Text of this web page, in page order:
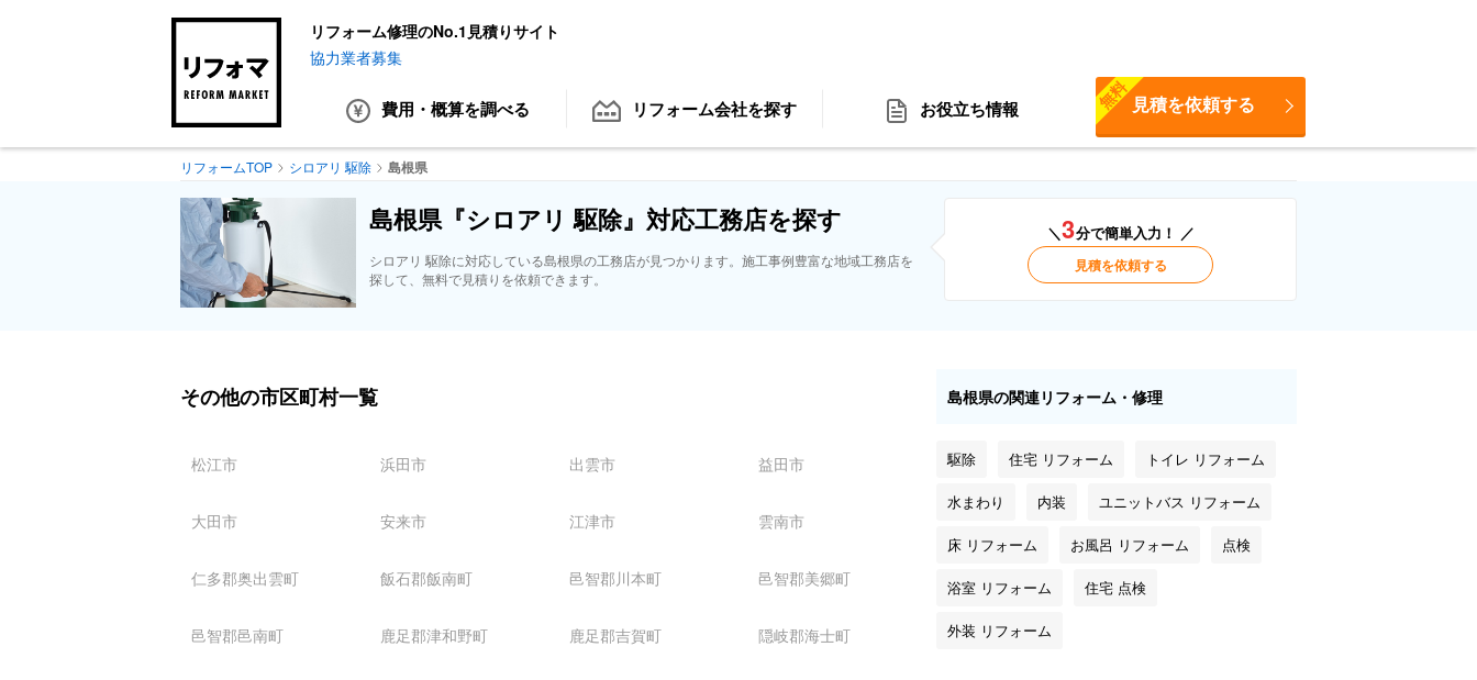
リフォーム修理のNo.1見積りサイト
協力業者募集
費用・概算を調べる リフォーム会社を探す お役立ち情報 見積を依頼する
無料
リフォームTOP シロアリ 駆除 島根県
島根県『シロアリ 駆除』対応工務店を探す
シロアリ 駆除に対応している島根県の工務店が見つかります。施工事例豊富な地域工務店を
探して、無料で見積りを依頼できます。
＼3分で簡単入力！ ／
見積を依頼する
その他の市区町村一覧
松江市 浜田市 出雲市 益田市
大田市 安来市 江津市 雲南市
仁多郡奥出雲町 飯石郡飯南町 邑智郡川本町 邑智郡美郷町
邑智郡邑南町 鹿足郡津和野町 鹿足郡吉賀町 隠岐郡海士町
島根県の関連リフォーム・修理
駆除 住宅 リフォーム トイレ リフォーム
水まわり 内装 ユニットバス リフォーム
床 リフォーム お風呂 リフォーム 点検
浴室 リフォーム 住宅 点検
外装 リフォーム